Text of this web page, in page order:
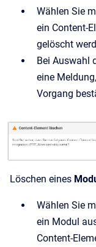
Wählen Sie
ein Content-
gelöscht
Bei Auswahl
eine
Vorgang
Löschen eines
Wählen Sie
ein Modul
Content-